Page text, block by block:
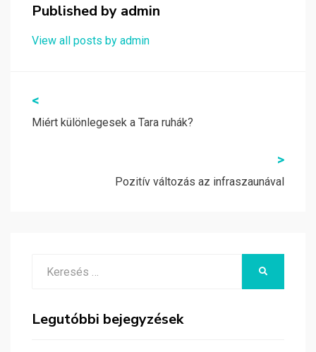
Published by admin
View all posts by admin
Bejegyzés
navigáció
<
Miért különlegesek a Tara ruhák?
>
Pozitív változás az infraszaunával
Legutóbbi bejegyzések